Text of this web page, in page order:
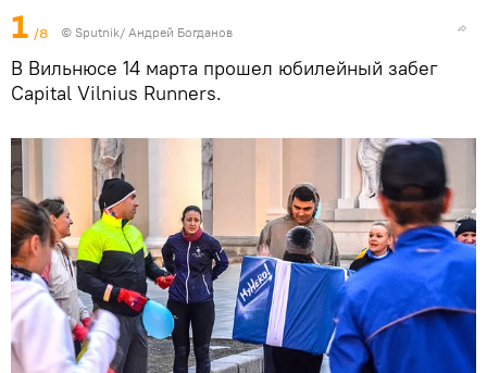
1 /8 © Sputnik/ Андрей Богданов
В Вильнюсе 14 марта прошел юбилейный забег
Сapital Vilnius Runners.